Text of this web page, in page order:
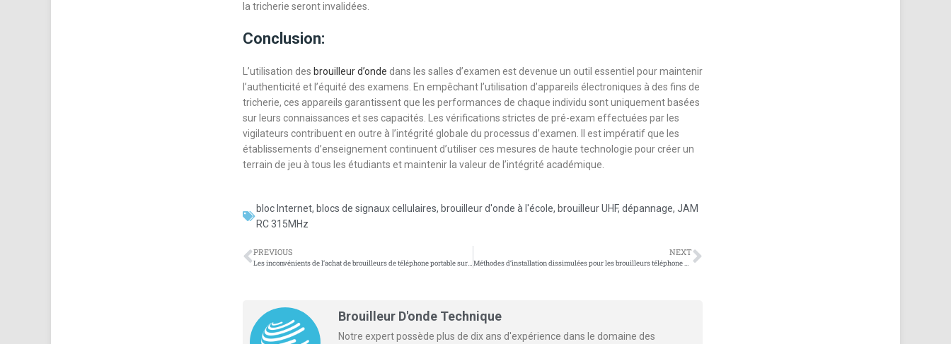
la tricherie seront invalidées.
Conclusion:
L’utilisation des brouilleur d’onde dans les salles d’examen est devenue un outil essentiel pour maintenir
l’authenticité et l’équité des examens. En empêchant l’utilisation d’appareils électroniques à des fins de
tricherie, ces appareils garantissent que les performances de chaque individu sont uniquement basées
sur leurs connaissances et ses capacités. Les vérifications strictes de pré-exam effectuées par les
vigilateurs contribuent en outre à l’intégrité globale du processus d’examen. Il est impératif que les
établissements d’enseignement continuent d’utiliser ces mesures de haute technologie pour créer un
terrain de jeu à tous les étudiants et maintenir la valeur de l’intégrité académique.
bloc Internet, blocs de signaux cellulaires, brouilleur d'onde à l'école, brouilleur UHF, dépannage, JAM
RC 315MHz
PREVIOUS
Les inconvénients de l’achat de brouilleurs de téléphone portable sur les plates-formes de commerce électronique
NEXT
Méthodes d’installation dissimulées pour les brouilleurs téléphone de la salle de conférence
Brouilleur D'onde Technique
Notre expert possède plus de dix ans d'expérience dans le domaine des